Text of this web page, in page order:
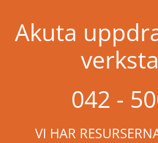
Akuta
042 -
VI HAR